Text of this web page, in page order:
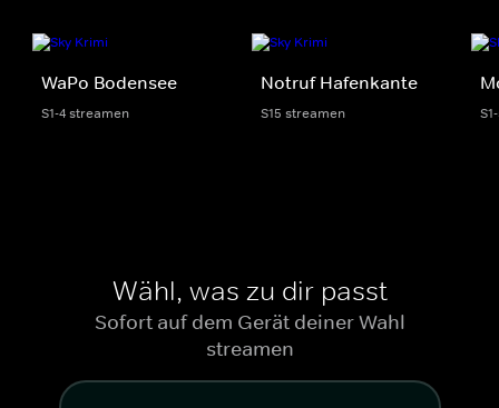
WaPo Bodensee
S1-4 streamen
Notruf Hafenkante
S15 streamen
Wähl, was zu dir passt
Sofort auf dem Gerät deiner Wahl
streamen